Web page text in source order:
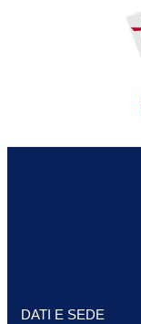
DATI E SEDE